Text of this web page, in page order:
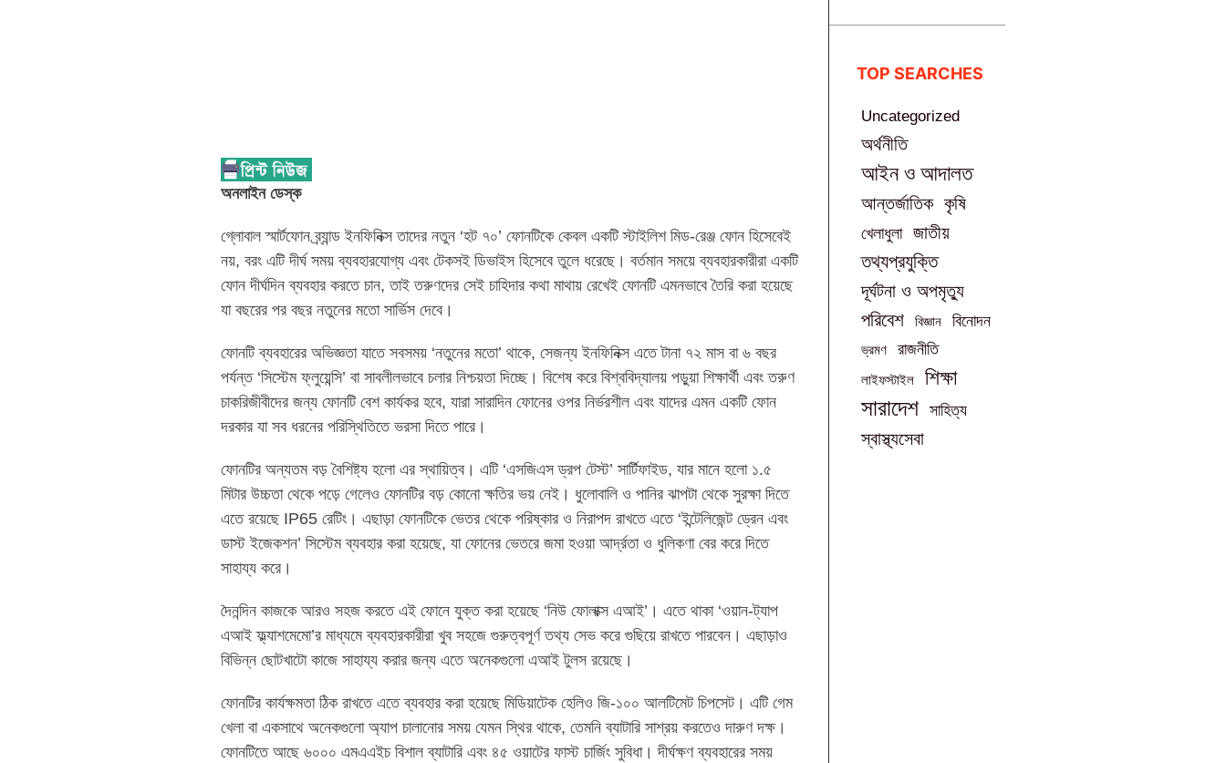
অনলাইন ডেস্ক
গ্লোবাল স্মার্টফোন ব্র্যান্ড ইনফিনিক্স তাদের নতুন ‘হট ৭০’ ফোনটিকে কেবল একটি স্টাইলিশ মিড-রেঞ্জ ফোন হিসেবেই
নয়, বরং এটি দীর্ঘ সময় ব্যবহারযোগ্য এবং টেকসই ডিভাইস হিসেবে তুলে ধরেছে। বর্তমান সময়ে ব্যবহারকারীরা একটি
ফোন দীর্ঘদিন ব্যবহার করতে চান, তাই তরুণদের সেই চাহিদার কথা মাথায় রেখেই ফোনটি এমনভাবে তৈরি করা হয়েছে
যা বছরের পর বছর নতুনের মতো সার্ভিস দেবে।
ফোনটি ব্যবহারের অভিজ্ঞতা যাতে সবসময় ‘নতুনের মতো’ থাকে, সেজন্য ইনফিনিক্স এতে টানা ৭২ মাস বা ৬ বছর
পর্যন্ত ‘সিস্টেম ফ্লুয়েন্সি’ বা সাবলীলভাবে চলার নিশ্চয়তা দিচ্ছে। বিশেষ করে বিশ্ববিদ্যালয় পড়ুয়া শিক্ষার্থী এবং তরুণ
চাকরিজীবীদের জন্য ফোনটি বেশ কার্যকর হবে, যারা সারাদিন ফোনের ওপর নির্ভরশীল এবং যাদের এমন একটি ফোন
দরকার যা সব ধরনের পরিস্থিতিতে ভরসা দিতে পারে।
ফোনটির অন্যতম বড় বৈশিষ্ট্য হলো এর স্থায়িত্ব। এটি ‘এসজিএস ড্রপ টেস্ট’ সার্টিফাইড, যার মানে হলো ১.৫
মিটার উচ্চতা থেকে পড়ে গেলেও ফোনটির বড় কোনো ক্ষতির ভয় নেই। ধুলোবালি ও পানির ঝাপটা থেকে সুরক্ষা দিতে
এতে রয়েছে IP65 রেটিং। এছাড়া ফোনটিকে ভেতর থেকে পরিষ্কার ও নিরাপদ রাখতে এতে ‘ইন্টেলিজেন্ট ড্রেন এবং
ডাস্ট ইজেকশন’ সিস্টেম ব্যবহার করা হয়েছে, যা ফোনের ভেতরে জমা হওয়া আর্দ্রতা ও ধুলিকণা বের করে দিতে
সাহায্য করে।
দৈনন্দিন কাজকে আরও সহজ করতে এই ফোনে যুক্ত করা হয়েছে ‘নিউ ফোলাক্স এআই’। এতে থাকা ‘ওয়ান-ট্যাপ
এআই ফ্ল্যাশমেমো’র মাধ্যমে ব্যবহারকারীরা খুব সহজে গুরুত্বপূর্ণ তথ্য সেভ করে গুছিয়ে রাখতে পারবেন। এছাড়াও
বিভিন্ন ছোটখাটো কাজে সাহায্য করার জন্য এতে অনেকগুলো এআই টুলস রয়েছে।
ফোনটির কার্যক্ষমতা ঠিক রাখতে এতে ব্যবহার করা হয়েছে মিডিয়াটেক হেলিও জি-১০০ আলটিমেট চিপসেট। এটি গেম
খেলা বা একসাথে অনেকগুলো অ্যাপ চালানোর সময় যেমন স্থির থাকে, তেমনি ব্যাটারি সাশ্রয় করতেও দারুণ দক্ষ।
ফোনটিতে আছে ৬০০০ এমএএইচ বিশাল ব্যাটারি এবং ৪৫ ওয়াটের ফাস্ট চার্জিং সুবিধা। দীর্ঘক্ষণ ব্যবহারের সময়
TOP SEARCHES
Uncategorized
অর্থনীতি
আইন ও আদালত
আন্তর্জাতিক কৃষি
খেলাধুলা জাতীয়
তথ্যপ্রযুক্তি
দূর্ঘটনা ও অপমৃত্যু
পরিবেশ বিজ্ঞান বিনোদন
ভ্রমণ রাজনীতি
লাইফস্টাইল শিক্ষা
সারাদেশ সাহিত্য
স্বাস্থ্যসেবা